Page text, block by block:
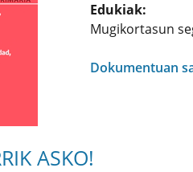
Edukiak:
Mugikortasun
Dokumentuan
ASKO!